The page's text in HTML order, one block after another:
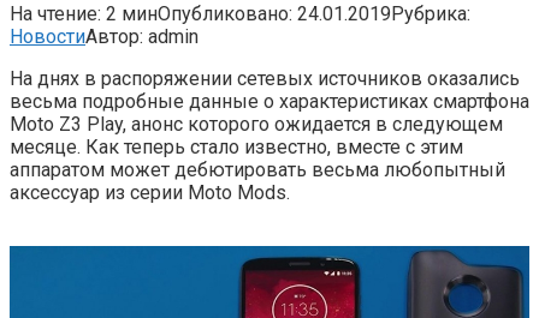
На чтение: 2 минОпубликовано: 24.01.2019Рубрика:
НовостиАвтор: admin
На днях в распоряжении сетевых источников оказались
весьма подробные данные о характеристиках смартфона
Moto Z3 Play, анонс которого ожидается в следующем
месяце. Как теперь стало известно, вместе с этим
аппаратом может дебютировать весьма любопытный
аксессуар из серии Moto Mods.